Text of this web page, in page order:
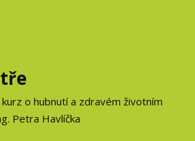
o hubnutí a zdravém životním
Petra Havlíčka